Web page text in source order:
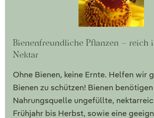
Bienenfreundliche Pflanzen – reich
Nektar
Ohne Bienen, keine Ernte. Helfen wir
Bienen zu schützen! Bienen
Nahrungsquelle ungefüllte,
Frühjahr bis Herbst, sowie eine